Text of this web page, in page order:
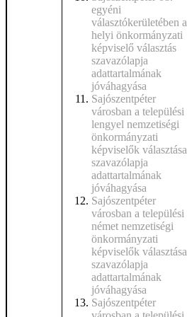
egyéni
választókerületében a
helyi önkormányzati
képviselő választás
szavazólapja
adattartalmának
jóváhagyása
Sajószentpéter
városban a települési
lengyel nemzetiségi
önkormányzati
képviselők választása
szavazólapja
adattartalmának
jóváhagyása
Sajószentpéter
városban a települési
német nemzetiségi
önkormányzati
képviselők választása
szavazólapja
adattartalmának
jóváhagyása
Sajószentpéter